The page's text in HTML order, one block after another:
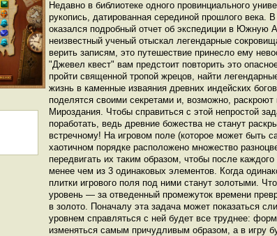
Недавно в библиотеке одного провинциального
рукопись, датированная серединой прошлого века.
оказался подробный отчет об экспедиции в Южную
неизвестный ученый отыскал легендарные
верить записям, это путешествие принесло ему
"Джевел квест" вам предстоит повторить это
пройти священной тропой жрецов, найти
жизнь в каменные изваяния древних индейских
поделятся своими секретами и, возможно,
Мироздания. Чтобы справиться с этой непростой
поработать, ведь древние божества не станут
встречному! На игровом поле (которое может быть
хаотичном порядке расположено множество
передвигать их таким образом, чтобы после
менее чем из 3 одинаковых элементов. Когда
плитки игрового поля под ними станут золотыми.
уровень — за отведенный промежуток времени
в золото. Поначалу эта задача может показаться
уровнем справляться с ней будет все труднее:
изменяться самым причудливым образом, а в игру